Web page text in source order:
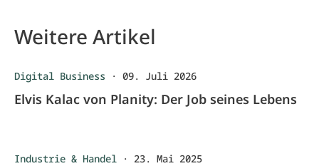
Weitere Artikel
Digital Business · 09. Juli 2026
Elvis Kalac von Planity: Der Job seines Lebens
Industrie & Handel · 23. Mai 2025